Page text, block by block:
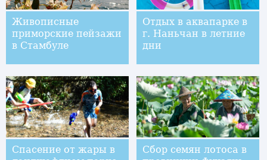
Живописные
приморские пейзажи
в Стамбуле
Отдых в аквапарке в
г. Наньчан в летние
дни
Спасение от жары в
Сбор семян лотоса в